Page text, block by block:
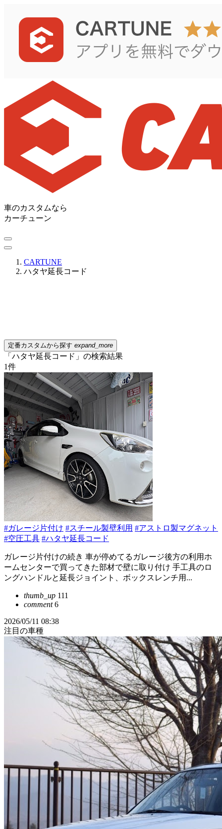
車のカスタムなら
カーチューン
CARTUNE
ハタヤ延長コード
定番カスタムから探す expand_more
「ハタヤ延長コード」の検索結果
1件
#ガレージ片付け #スチール製壁利用 #アストロ製マグネット
#空圧工具 #ハタヤ延長コード
ガレージ片付けの続き 車が停めてるガレージ後方の利用ホ
ームセンターで買ってきた部材で壁に取り付け 手工具のロ
ングハンドルと延長ジョイント、ボックスレンチ用...
thumb_up 111
comment6
2026/05/11 08:38
注目の車種